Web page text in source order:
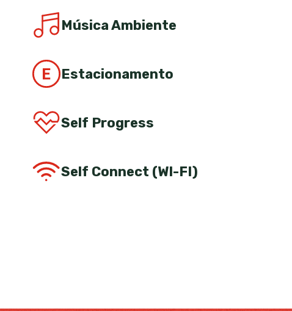
Música Ambiente
Estacionamento
Self Progress
Self Connect (WI-FI)